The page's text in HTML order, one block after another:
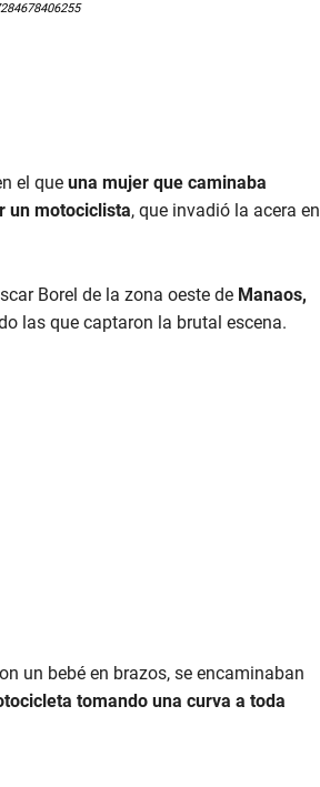
el que una mujer que caminaba
un motociclista, que invadió la acera en
Borel de la zona oeste de Manaos,
las que captaron la brutal escena.
un bebé en brazos, se encaminaban
tomando una curva a toda